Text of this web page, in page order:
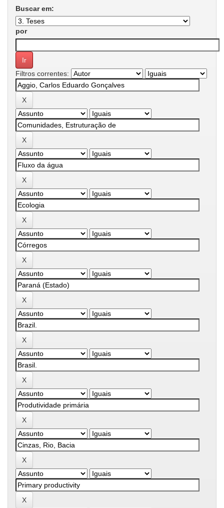
Buscar em:
por
Filtros correntes: